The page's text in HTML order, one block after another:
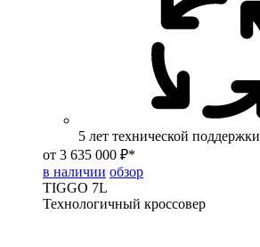
5 лет технической поддержки
от 3 635 000 ₽*
в наличии обзор
TIGGO 7L
Технологичный кроссовер